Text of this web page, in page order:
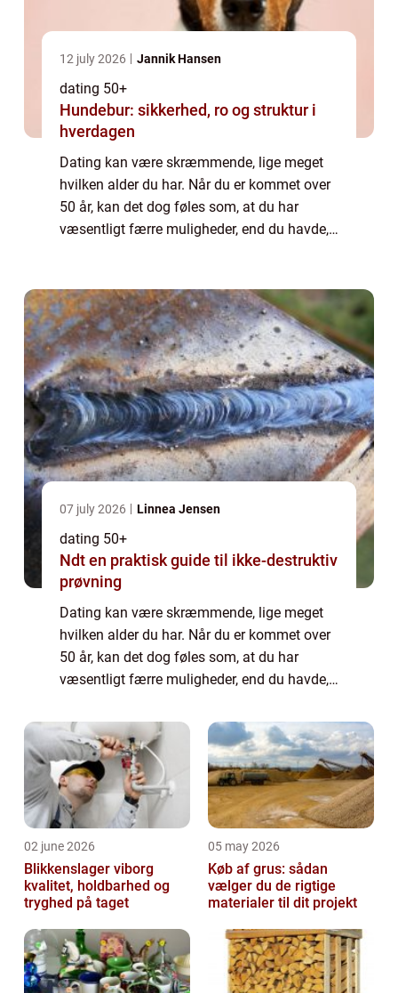
12 july 2026 Jannik Hansen
dating 50+
Hundebur: sikkerhed, ro og struktur i
hverdagen
Dating kan være skræmmende, lige meget
hvilken alder du har. Når du er kommet over
50 år, kan det dog føles som, at du har
væsentligt færre muligheder, end du havde,
07 july 2026 Linnea Jensen
dating 50+
Ndt en praktisk guide til ikke-destruktiv
prøvning
Dating kan være skræmmende, lige meget
hvilken alder du har. Når du er kommet over
50 år, kan det dog føles som, at du har
væsentligt færre muligheder, end du havde,
kunne du dels møde nogen på dit studie, ...
02 june 2026
Blikkenslager viborg
kvalitet, holdbarhed og
tryghed på taget
05 may 2026
Køb af grus: sådan
vælger du de rigtige
materialer til dit projekt